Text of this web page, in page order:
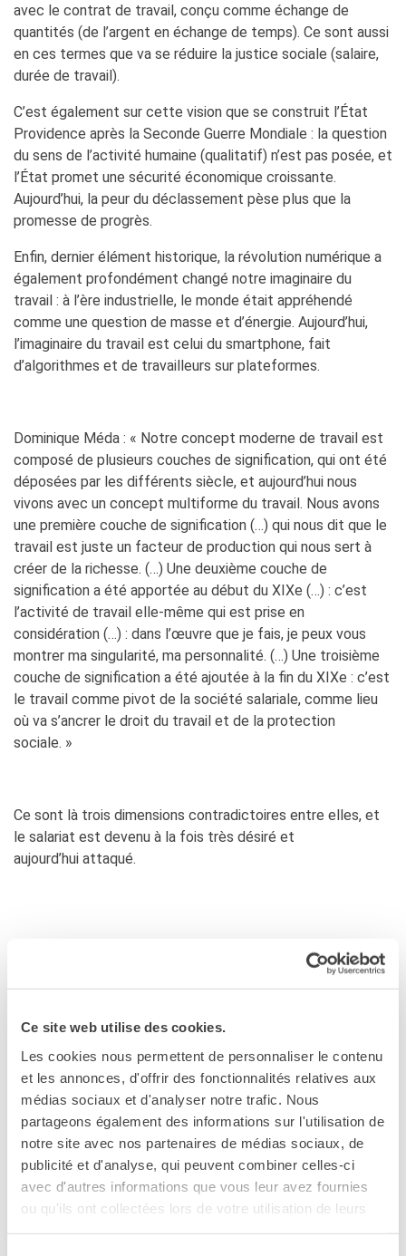
Ce site web utilise des cookies.
Les cookies nous permettent de personnaliser le contenu
et les annonces, d'offrir des fonctionnalités relatives aux
médias sociaux et d'analyser notre trafic. Nous
partageons également des informations sur l'utilisation de
notre site avec nos partenaires de médias sociaux, de
publicité et d'analyse, qui peuvent combiner celles-ci
avec d'autres informations que vous leur avez fournies
ou qu'ils ont collectées lors de votre utilisation de leurs
avec le contrat de travail, conçu comme échange de
quantités (de l’argent en échange de temps). Ce sont aussi
en ces termes que va se réduire la justice sociale (salaire,
durée de travail).
C’est également sur cette vision que se construit l’État
Providence après la Seconde Guerre Mondiale : la question
du sens de l’activité humaine (qualitatif) n’est pas posée, et
l’État promet une sécurité économique croissante.
Aujourd’hui, la peur du déclassement pèse plus que la
promesse de progrès.
Enfin, dernier élément historique, la révolution numérique a
également profondément changé notre imaginaire du
travail : à l’ère industrielle, le monde était appréhendé
comme une question de masse et d’énergie. Aujourd’hui,
l’imaginaire du travail est celui du smartphone, fait
d’algorithmes et de travailleurs sur plateformes.
Dominique Méda : « Notre concept moderne de travail est
composé de plusieurs couches de signification, qui ont été
déposées par les différents siècle, et aujourd’hui nous
vivons avec un concept multiforme du travail. Nous avons
une première couche de signification (…) qui nous dit que le
travail est juste un facteur de production qui nous sert à
créer de la richesse. (…) Une deuxième couche de
signification a été apportée au début du XIXe (…) : c’est
l’activité de travail elle-même qui est prise en
considération (…) : dans l’œuvre que je fais, je peux vous
montrer ma singularité, ma personnalité. (…) Une troisième
couche de signification a été ajoutée à la fin du XIXe : c’est
le travail comme pivot de la société salariale, comme lieu
où va s’ancrer le droit du travail et de la protection
sociale. »
Ce sont là trois dimensions contradictoires entre elles, et
le salariat est devenu à la fois très désiré et
aujourd’hui attaqué.
conditions des coursiers, qui concentrent certaines
tendances générales du monde du travail. C’est une réelle
bataille juridique à mener, afin de reconnaître la
subordination de ces travailleurs. C’est un retour des
structures juridiques féodales (Alain Supiot) : le serf n’était
pas un salarié, car on lui donnait un petit carré de terre qu’il
devait cultiver dans l’intérêt de son seigneur.
Juridiquement, il s’agit là de la structure que l’on retrouve
avec le coursier et les plateformes.